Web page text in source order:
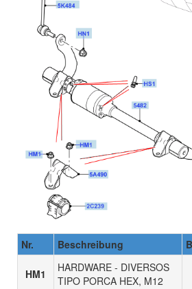
Nr. Beschreibung
HM1
HARDWARE - DIVERSOS
TIPO PORCA HEX, M12